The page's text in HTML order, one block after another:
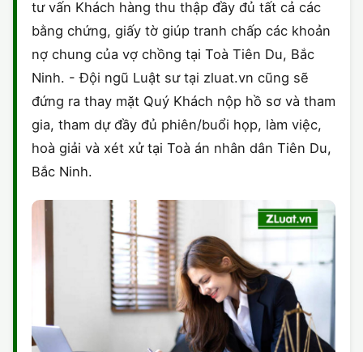
tư vấn Khách hàng thu thập đầy đủ tất cả các
bằng chứng, giấy tờ giúp tranh chấp các khoản
nợ chung của vợ chồng tại Toà Tiên Du, Bắc
Ninh. - Đội ngũ Luật sư tại zluat.vn cũng sẽ
đứng ra thay mặt Quý Khách nộp hồ sơ và tham
gia, tham dự đầy đủ phiên/buổi họp, làm việc,
hoà giải và xét xử tại Toà án nhân dân Tiên Du,
Bắc Ninh.